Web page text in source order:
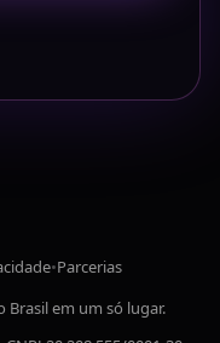
•Parcerias
em um só lugar.